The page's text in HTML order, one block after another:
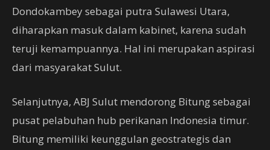
Dondokambey sebagai putra Sulawesi Utara,
diharapkan masuk dalam kabinet, karena sudah
teruji kemampuannya. Hal ini merupakan aspirasi
dari masyarakat Sulut.
Selanjutnya, ABJ Sulut mendorong Bitung sebagai
pusat pelabuhan hub perikanan Indonesia timur.
Bitung memiliki keunggulan geostrategis dan